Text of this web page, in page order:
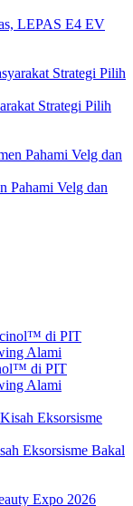
LEPAS E4 EV
Strategi Pilih
Pahami Velg dan
di PIT
Alami
Eksorsisme Bakal